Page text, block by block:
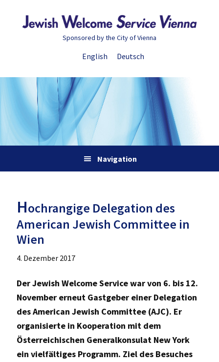
Hauptnavigation
Hauptsidebar
Fußzeile
Sponsored by the City of Vienna
English Deutsch
Navigation
Hochrangige Delegation des
American Jewish Committee in
Wien
4. Dezember 2017
Der Jewish Welcome Service war von 6. bis 12.
November erneut Gastgeber einer Delegation
des American Jewish Committee (AJC). Er
organisierte in Kooperation mit dem
Österreichischen Generalkonsulat New York
ein vielfältiges Programm. Ziel des Besuches